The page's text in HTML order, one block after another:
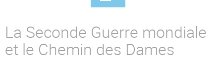
La Seconde Guerre mondiale
et le Chemin des Dames